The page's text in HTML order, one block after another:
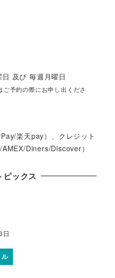
及び 毎週月曜日
予約の際にお申し出くださ
楽天pay）、クレジット
Diners/Discover）
ピックス
日